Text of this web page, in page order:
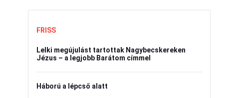
FRISS
Lelki megújulást tartottak Nagybecskereken
Jézus – a legjobb Barátom címmel
Háború a lépcső alatt